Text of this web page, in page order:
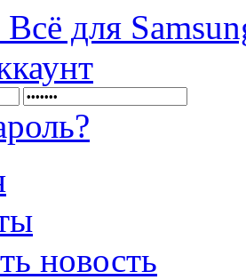
для
новость